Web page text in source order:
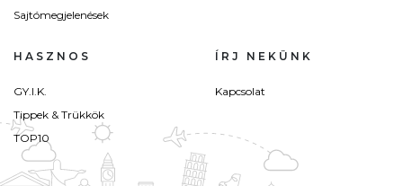
Sajtómegjelenések
HASZNOS
GY.I.K.
Tippek & Trükkök
TOP10
ÍRJ NEKÜNK
Kapcsolat